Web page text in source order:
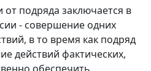
подряда заключается в
- совершение одних
в то время как подряд
действий фактических,